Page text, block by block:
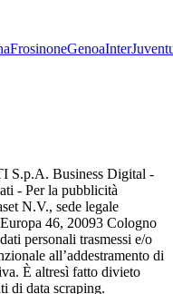
FrosinoneGenoaInter
S.p.A. Business Digital -
- Per la pubblicità
N.V., sede legale
46, 20093 Cologno
personali trasmessi e/o
all’addestramento di
È altresì fatto divieto
di data scraping.